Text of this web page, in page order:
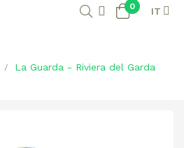
0 IT
La Guarda - Riviera del Garda